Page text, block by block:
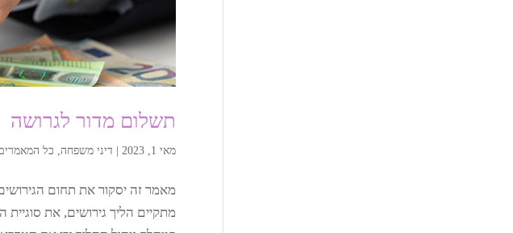
תשלום מדור לגרושה
מאי 1, 2023 | דיני משפחה, כל
מאמר זה יסקור את תחום
מתקיים הליך גירושים, את